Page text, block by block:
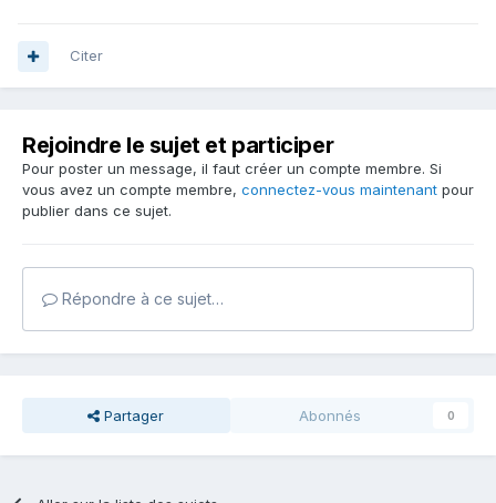
Citer
Rejoindre le sujet et participer
Pour poster un message, il faut créer un compte membre. Si
vous avez un compte membre, connectez-vous maintenant pour
publier dans ce sujet.
Répondre à ce sujet…
Partager Abonnés 0